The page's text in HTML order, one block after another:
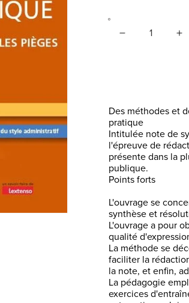
Des méthodes et
pratique
Intitulée note de
l'épreuve de
présente dans la
publique.
Points forts
L'ouvrage se
synthèse et
L'ouvrage a pour
qualité
La méthode se
faciliter la
la note, et enfin,
La pédagogie
exercices